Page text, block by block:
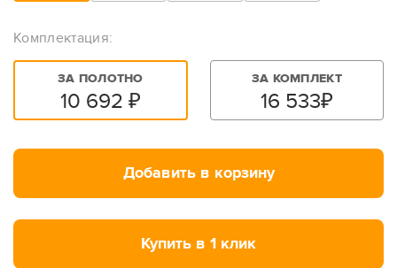
Комплектация:
ЗА ПОЛОТНО
10 692 ₽
ЗА КОМПЛЕКТ
16 533₽
Добавить в корзину
Купить в 1 клик